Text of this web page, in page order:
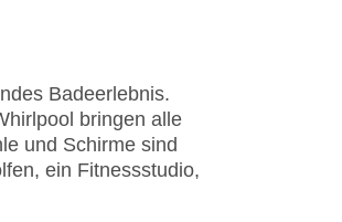
Badeerlebnis.
bringen alle
und Schirme sind
ein Fitnessstudio,